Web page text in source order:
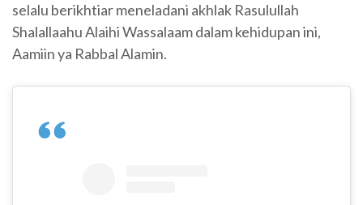
selalu berikhtiar meneladani akhlak Rasulullah
Shalallaahu Alaihi Wassalaam dalam kehidupan ini,
Aamiin ya Rabbal Alamin.